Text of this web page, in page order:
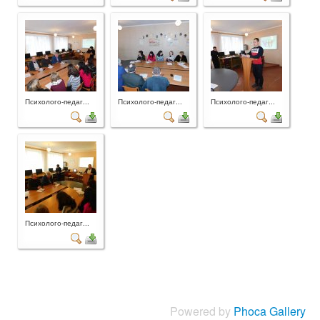
Психолого-педаг... Психолого-педаг... Психолого-педаг...
Психолого-педаг...
Powered by Phoca Gallery